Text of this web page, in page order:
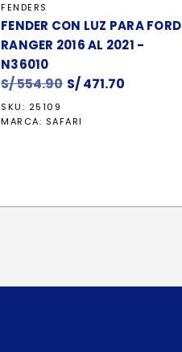
FENDERS
FENDER CON LUZ PARA FORD
RANGER 2016 AL 2021 -
N36010
S/554.90 El
original
S/471.70
SKU: 25109
MARCA: SAFARI